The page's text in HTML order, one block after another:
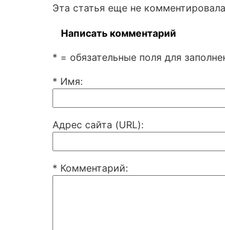
Эта статья еще не
Написать комментарий
* = обязательные поля для
* Имя:
Адрес сайта (URL):
* Комментарий: